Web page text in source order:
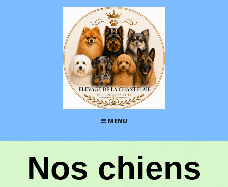
MENU
Nos chiens